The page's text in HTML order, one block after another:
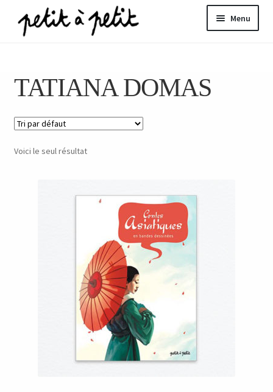
Aller
à
Aller
au
Menu
TATIANA DOMAS
Voici le seul résultat